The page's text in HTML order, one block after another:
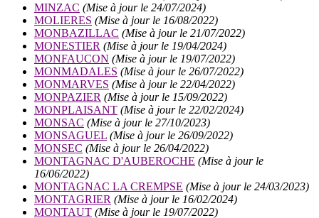
MINZAC (Mise à jour le 24/07/2024)
MOLIERES (Mise à jour le 16/08/2022)
MONBAZILLAC (Mise à jour le 21/07/2022)
MONESTIER (Mise à jour le 19/04/2024)
MONFAUCON (Mise à jour le 19/07/2022)
MONMADALES (Mise à jour le 26/07/2022)
MONMARVES (Mise à jour le 22/04/2022)
MONPAZIER (Mise à jour le 15/09/2022)
MONPLAISANT (Mise à jour le 22/02/2024)
MONSAC (Mise à jour le 27/10/2023)
MONSAGUEL (Mise à jour le 26/09/2022)
MONSEC (Mise à jour le 26/04/2022)
MONTAGNAC D'AUBEROCHE (Mise à jour le
16/06/2022)
MONTAGNAC LA CREMPSE (Mise à jour le 24/03/2023)
MONTAGRIER (Mise à jour le 16/02/2024)
MONTAUT (Mise à jour le 19/07/2022)